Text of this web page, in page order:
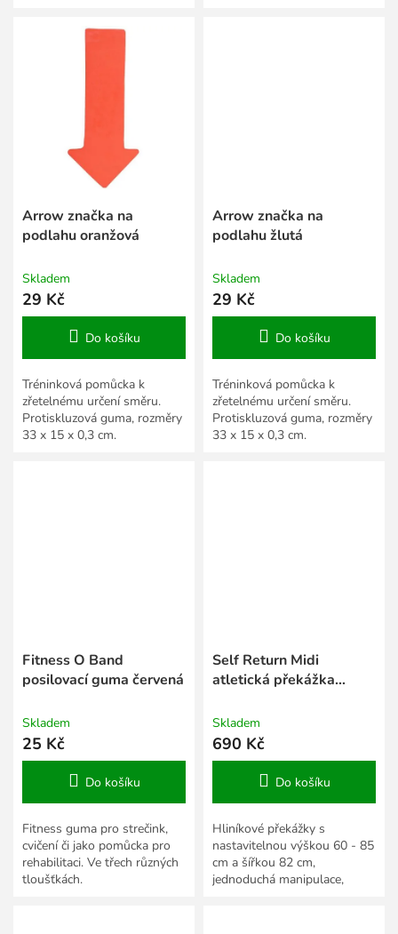
Arrow značka na
podlahu oranžová
Skladem
29 Kč
Do košíku
Tréninková pomůcka k
zřetelnému určení směru.
Protiskluzová guma, rozměry
33 x 15 x 0,3 cm.
Arrow značka na
podlahu žlutá
Skladem
29 Kč
Do košíku
Tréninková pomůcka k
zřetelnému určení směru.
Protiskluzová guma, rozměry
33 x 15 x 0,3 cm.
Fitness O Band
posilovací guma červená
Skladem
25 Kč
Do košíku
Fitness guma pro strečink,
cvičení či jako pomůcka pro
rehabilitaci. Ve třech různých
tloušťkách.
Self Return Midi
atletická překážka
Skladem
690 Kč
Do košíku
Hliníkové překážky s
nastavitelnou výškou 60 - 85
cm a šířkou 82 cm,
jednoduchá manipulace,